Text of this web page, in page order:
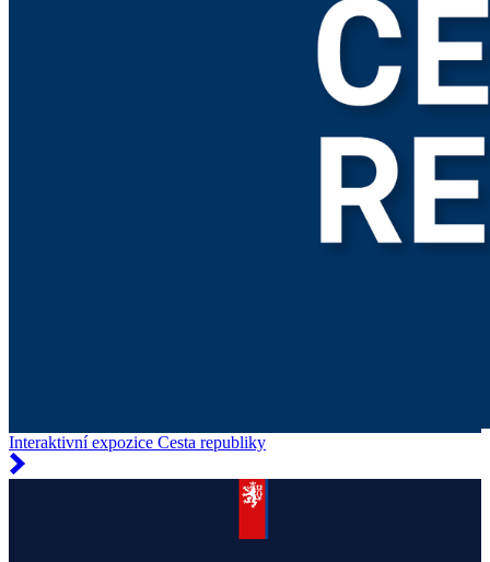
Interaktivní expozice Cesta republiky